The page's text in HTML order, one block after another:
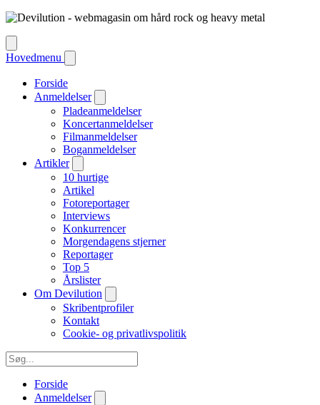
Hovedmenu
Forside
Anmeldelser
Pladeanmeldelser
Koncertanmeldelser
Filmanmeldelser
Boganmeldelser
Artikler
10 hurtige
Artikel
Fotoreportager
Interviews
Konkurrencer
Morgendagens stjerner
Reportager
Top 5
Årslister
Om Devilution
Skribentprofiler
Kontakt
Cookie- og privatlivspolitik
Forside
Anmeldelser